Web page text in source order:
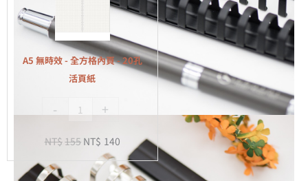
效
-
全
方
內
-
A5 無時效 - 全方格內頁 - 20孔
活頁紙
- +
NT$155 NT$ 140